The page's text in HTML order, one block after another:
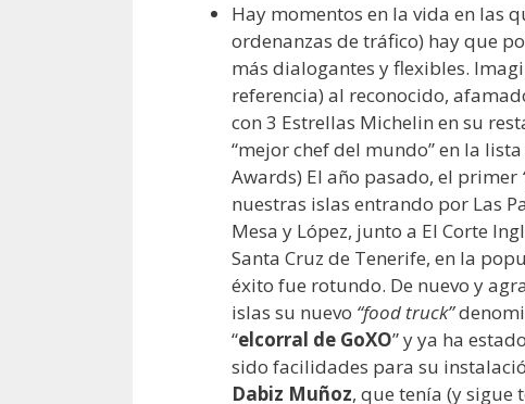
Hay momentos en la vida en las
ordenanzas de tráfico) hay que
más dialogantes y flexibles.
referencia) al reconocido,
con 3 Estrellas Michelin en su
“mejor chef del mundo” en la
Awards) El año pasado, el primer
nuestras islas entrando por Las
Mesa y López, junto a El Corte
Santa Cruz de Tenerife, en la
éxito fue rotundo. De nuevo y
islas su nuevo “food truck”
“elcorral de GoXO” y ya ha
sido facilidades para su
Dabiz Muñoz, que tenía (y sigue